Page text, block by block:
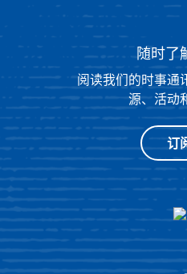
随时了
阅读我们的时事通
源、活动
订